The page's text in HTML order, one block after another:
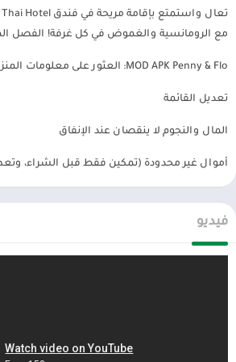
المفضل. في المستقبل ، ستقدم اللعبة
للتزيين وملايين التحديات للترفيه
تحميل لعبة penny and flo (MOD ، أموال غير محدودة)
العاب مهكرة ، تطبيقات اندرويد بريميوم ،
مع الرومانسية والغموض في كل غرفة! الفصل
MOD APK Penny & Flo: العثور على معلومات المنزل:
تعديل القائمة
المال والنجوم لا ينقصان عند الإنفاق
أموال غير محدودة (تمكين فقط قبل الشراء،
فيديو